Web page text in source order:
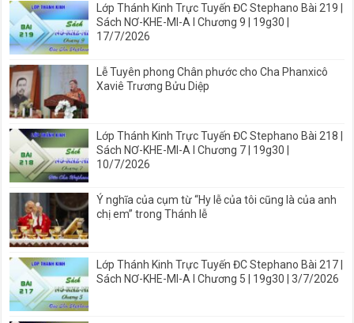
Lớp Thánh Kinh Trực Tuyến ĐC Stephano Bài 219 |
Sách NƠ-KHE-MI-A I Chương 9 | 19g30 |
17/7/2026
Lễ Tuyên phong Chân phước cho Cha Phanxicô
Xaviê Trương Bửu Diệp
Lớp Thánh Kinh Trực Tuyến ĐC Stephano Bài 218 |
Sách NƠ-KHE-MI-A I Chương 7 | 19g30 |
10/7/2026
Ý nghĩa của cụm từ “Hy lễ của tôi cũng là của anh
chị em” trong Thánh lễ
Lớp Thánh Kinh Trực Tuyến ĐC Stephano Bài 217 |
Sách NƠ-KHE-MI-A I Chương 5 | 19g30 | 3/7/2026